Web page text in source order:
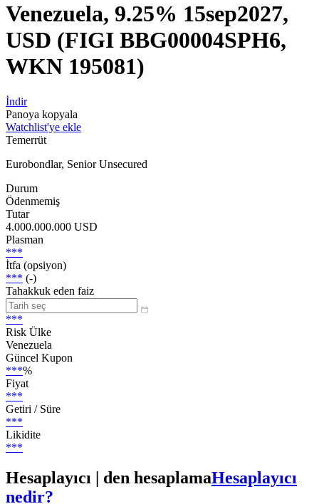
Venezuela, 9.25% 15sep2027,
USD (FIGI BBG00004SPH6,
WKN 195081)
İndir
Panoya kopyala
Watchlist'ye ekle
Temerrüt
Eurobondlar, Senior Unsecured
Durum
Ödenmemiş
Tutar
4.000.000.000 USD
Plasman
***
İtfa (opsiyon)
*** (-)
Tahakkuk eden faiz
***
Risk Ülke
Venezuela
Güncel Kupon
***%
Fiyat
***
Getiri / Süre
***
Likidite
***
Hesaplayıcı | den hesaplamaHesaplayıcı
nedir?